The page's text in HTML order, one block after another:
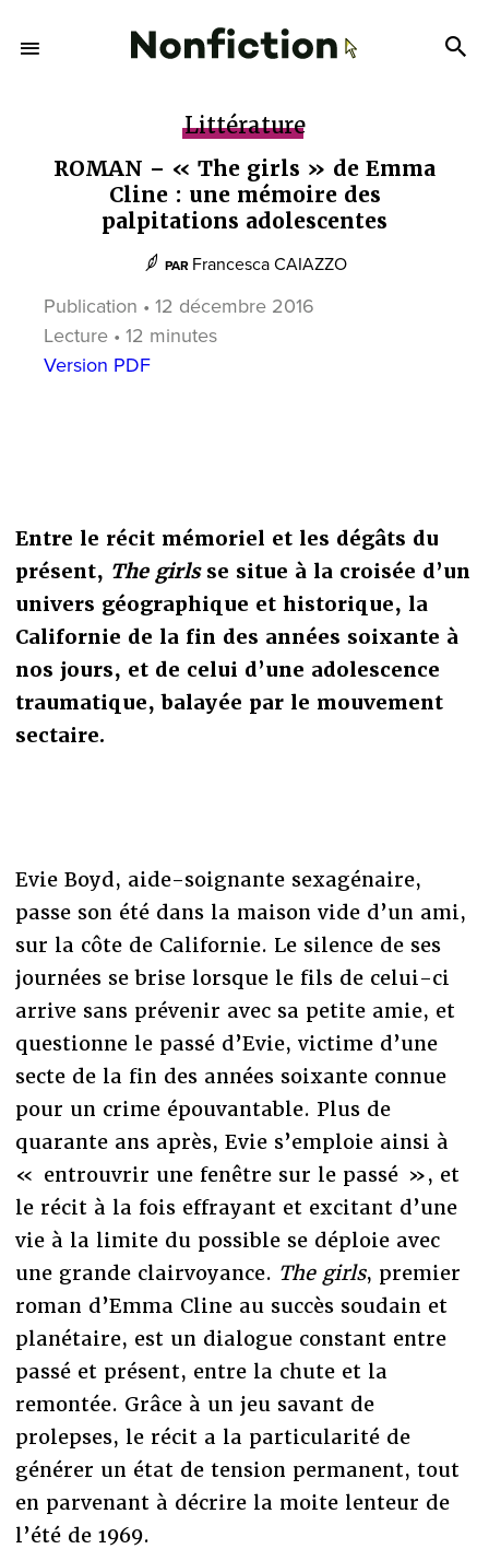
Littérature
ROMAN – « The girls » de Emma
Cline : une mémoire des
palpitations adolescentes
PAR Francesca CAIAZZO
Publication • 12 décembre 2016
Lecture • 12 minutes
Version PDF
Entre le récit mémoriel et les dégâts du
présent, The girls se situe à la croisée d’un
univers géographique et historique, la
Californie de la fin des années soixante à
nos jours, et de celui d’une adolescence
traumatique, balayée par le mouvement
sectaire.
Evie Boyd, aide-soignante sexagénaire,
passe son été dans la maison vide d’un ami,
sur la côte de Californie. Le silence de ses
journées se brise lorsque le fils de celui-ci
arrive sans prévenir avec sa petite amie, et
questionne le passé d’Evie, victime d’une
secte de la fin des années soixante connue
pour un crime épouvantable. Plus de
quarante ans après, Evie s’emploie ainsi à
« entrouvrir une fenêtre sur le passé », et
le récit à la fois effrayant et excitant d’une
vie à la limite du possible se déploie avec
une grande clairvoyance. The girls, premier
roman d’Emma Cline au succès soudain et
planétaire, est un dialogue constant entre
passé et présent, entre la chute et la
remontée. Grâce à un jeu savant de
prolepses, le récit a la particularité de
générer un état de tension permanent, tout
en parvenant à décrire la moite lenteur de
l’été de 1969.